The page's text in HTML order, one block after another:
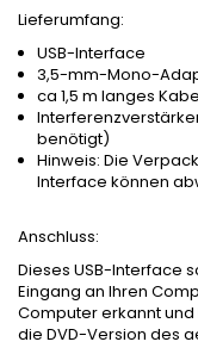
Lieferumfang:
USB-Interface
3,5-mm-Mono-
ca 1,5 m langes
benötigt)
Hinweis: Die
Interface können
Anschluss:
Dieses USB-Interface
Eingang an Ihren
Computer erkannt
die DVD-Version des